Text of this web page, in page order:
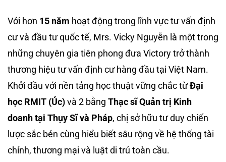
Với hơn 15 năm hoạt động trong lĩnh vực tư vấn định
cư và đầu tư quốc tế, Mrs. Vicky Nguyễn là một trong
những chuyên gia tiên phong đưa Victory trở thành
thương hiệu tư vấn định cư hàng đầu tại Việt Nam.
Khởi đầu với nền tảng học thuật vững chắc từĐại
học RMIT (Úc)và 2 bằng Thạc sĩ Quản trị Kinh
doanh tại Thụy Sĩ và Pháp, chị sở hữu tư duy chiến
lược sắc bén cùng hiểu biết sâu rộng về hệ thống tài
chính, thương mại và luật di trú toàn cầu.